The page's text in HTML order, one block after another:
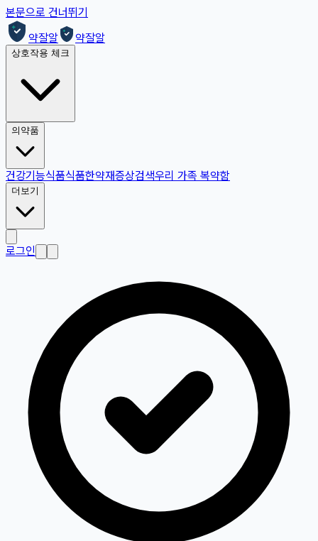
본문으로 건너뛰기
약잘알
약잘알
상호작용 체크
의약품
건강기능식품식품한약재증상검색우리 가족 복약함
더보기
로그인